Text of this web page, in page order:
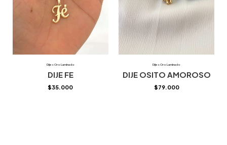
Dijes Oro Laminado
DIJE FE
$35.000
Dijes Oro Laminado
DIJE OSITO AMOROSO
$79.000